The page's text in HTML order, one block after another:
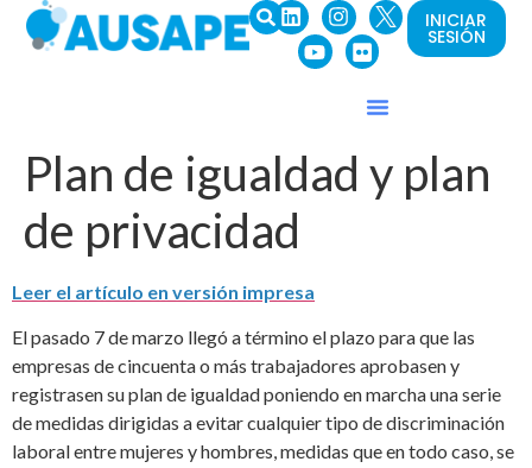
INICIAR
SESIÓN
Plan de igualdad y plan
de privacidad
Leer el artículo en versión impresa
El pasado 7 de marzo llegó a término el plazo para que las
empresas de cincuenta o más trabajadores aprobasen y
registrasen su plan de igualdad poniendo en marcha una serie
de medidas dirigidas a evitar cualquier tipo de discriminación
laboral entre mujeres y hombres, medidas que en todo caso, se